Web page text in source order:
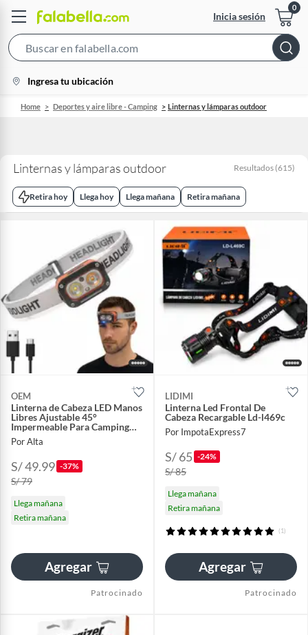
Inicia sesión
Bar
location-
icon
Ingresa tu ubicación
Home Deportes y aire libre - Camping Linternas y lámparas outdoor
Linternas y lámparas outdoor Resultados (615)
Retira hoy Llega hoy Llega mañana Retira mañana
OEM
Linterna de Cabeza LED Manos
Libres Ajustable 45°
Impermeable Para Camping
Trabajo
Por Alta
S/ 49.99 -37%
S/ 79
Llega mañana
Retira mañana
Agregar
Patrocinado
LIDIMI
Linterna Led Frontal De
Cabeza Recargable Ld-l469c
Por ImpotaExpress7
S/ 65 -24%
S/ 85
Llega mañana
Retira mañana
(1)
Agregar
Patrocinado